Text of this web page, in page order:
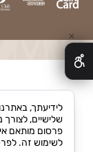
✕
שלישיים, לצורך
פרסום מותאם
לשימוש זה.